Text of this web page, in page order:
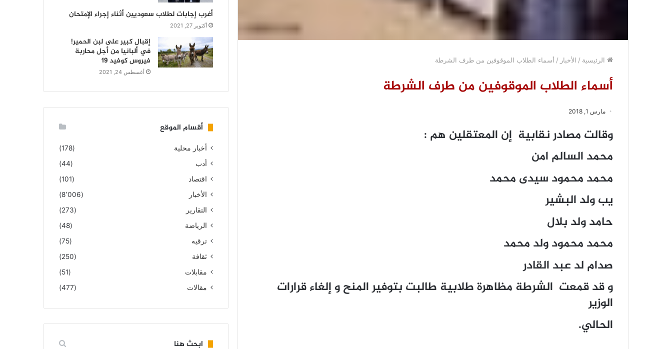
الرئيسية / الأخبار / أسماء الطلاب الموقوفين من طرف الشرطة
أسماء الطلاب الموقوفين من طرف الشرطة
مارس 1, 2018
وقالت مصادر نقابية إن المعتقلين هم :
محمد السالم امن
محمد محمود سيدى محمد
يب ولد البشير
حامد ولد بلال
محمد محمود ولد محمد
صدام لد عبد القادر
و قد قمعت الشرطة مظاهرة طلابية طالبت بتوفير المنح و إلغاء قرارات
الوزير
الحالي.
أغرب إجابات لطلاب سعوديين أثناء إجراء الإمتحان
أكتوبر 27, 2021
إقبال كبير على لبن الحمير!
في ألبانيا من أجل محاربة
فيروس كوفيد 19
أغسطس 24, 2021
أقسام الموقع
أخبار محلية
(178)
أدب
(44)
اقتصاد
(101)
الأخبار
(8٬006)
التقارير
(273)
الرياضة
(48)
ترقيه
(75)
ثقافة
(250)
مقابلات
(51)
مقالات
(477)
ابحث هنا